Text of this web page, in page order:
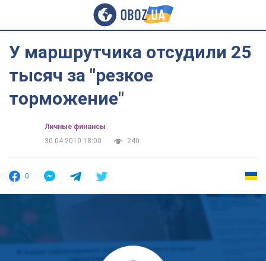
У маршрутчика отсудили 25
тысяч за "резкое
торможение"
Личные финансы
30.04.2010 18:00
240
0